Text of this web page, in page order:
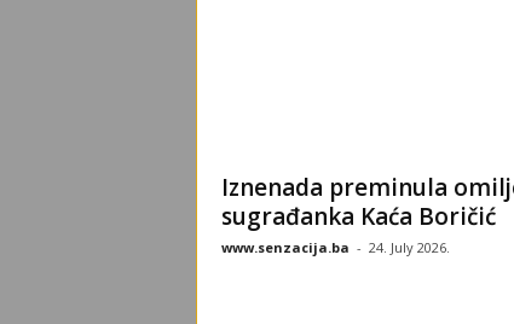
Iznenada preminula
sugrađanka Kaća Boričić
www.senzacija.ba - 24. July 2026.